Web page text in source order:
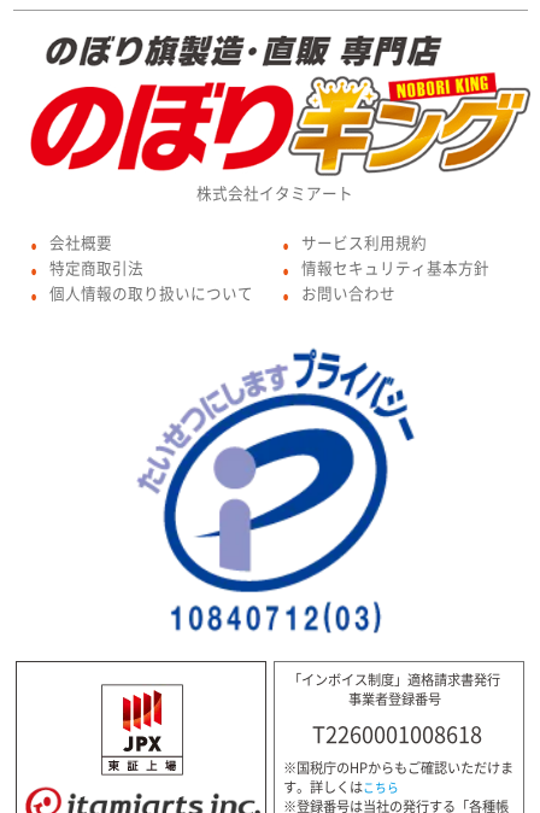
株式会社イタミアート
● 会社概要
● 特定商取引法
● 個人情報の取り扱いについて
● サービス利用規約
● 情報セキュリティ基本方針
● お問い合わせ
「インボイス制度」適格請求書発行
事業者登録番号
T2260001008618
※国税庁のHPからもご確認いただけま
す。詳しくはこちら
※登録番号は当社の発行する「各種帳